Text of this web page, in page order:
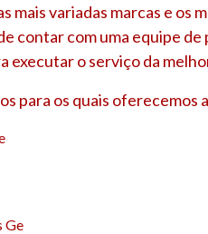
mais variadas marcas e os
contar com uma equipe
executar o serviço da
para os quais oferecemos
Ge